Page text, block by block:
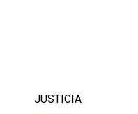
JUSTICIA